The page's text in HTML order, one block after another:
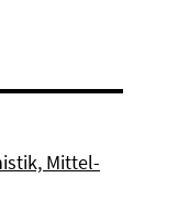
Mittel-